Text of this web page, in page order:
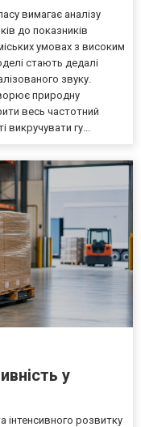
вимагає аналізу
до показників
умовах з високим
стають дедалі
звуку.
природну
весь частотний
викручувати гу...
у
інтенсивного розвитку